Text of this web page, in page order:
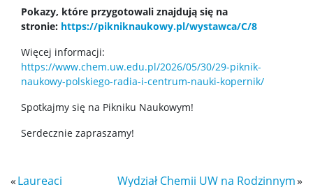
Studia doktoranckie
TRI-BIO-CHEM
RadFarm
Pokazy, które przygotowali znajdują się na
stronie: https://pikniknaukowy.pl/wystawca/C/8
Więcej informacji:
https://www.chem.uw.edu.pl/2026/05/30/29-piknik-
naukowy-polskiego-radia-i-centrum-nauki-kopernik/
Spotkajmy się na Pikniku Naukowym!
Serdecznie zapraszamy!
«Laureaci
Wydział Chemii UW na Rodzinnym»